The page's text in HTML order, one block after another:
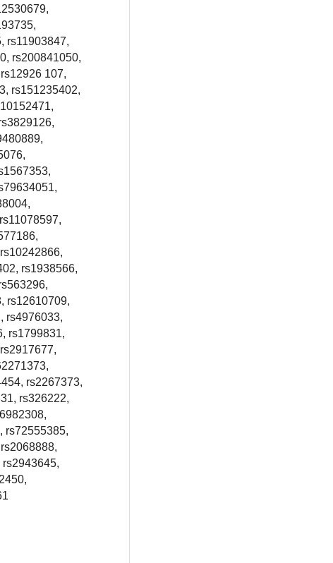
rs11903847,
rs200841050,
107,
rs151235402,
rs1938566,
rs12610709,
rs4976033,
rs1799831,
rs2267373,
rs326222,
rs72555385,